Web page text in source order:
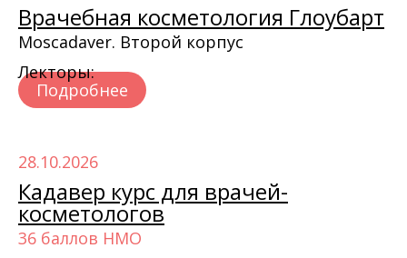
Врачебная косметология Глоубарт
Moscadaver. Второй корпус
Лекторы:
Подробнее
28.10.2026
Кадавер курс для врачей-
косметологов
36 баллов НМО